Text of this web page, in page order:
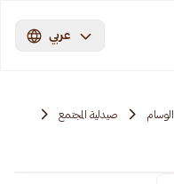
عربي
الوسام
صيدلية المجتمع